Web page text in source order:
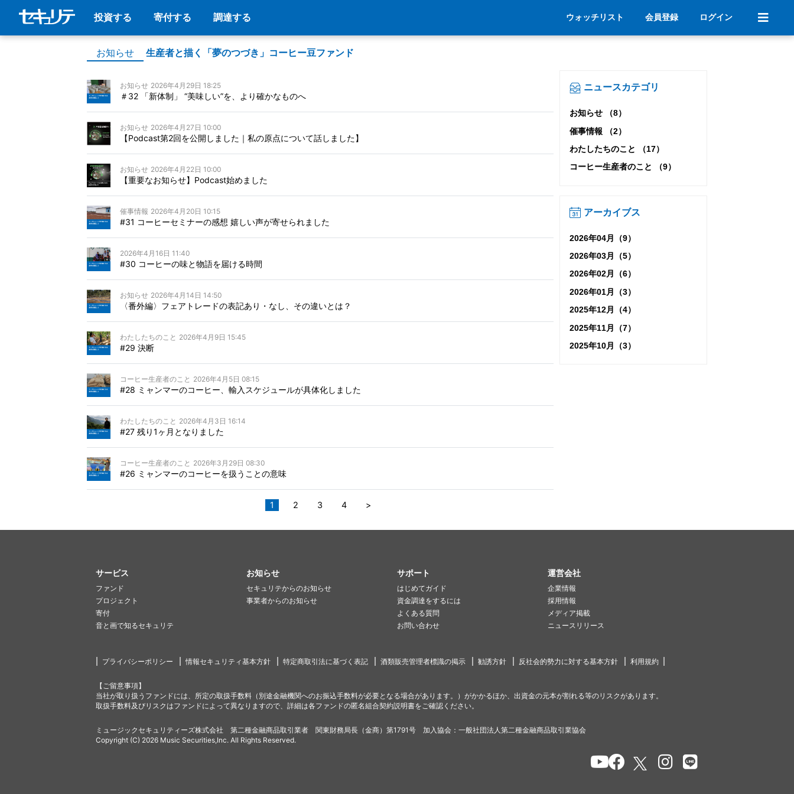
投資する 寄付する 調達する ウォッチリスト 会員登録 ログイン
お知らせ 生産者と描く「夢のつづき」コーヒー豆ファンド
お知らせ 2026年4月29日 18:25
＃32 「新体制」 “美味しい”を、より確かなものへ
お知らせ 2026年4月27日 10:00
【Podcast第2回を公開しました｜私の原点について話しました】
お知らせ 2026年4月22日 10:00
【重要なお知らせ】Podcast始めました
催事情報 2026年4月20日 10:15
#31 コーヒーセミナーの感想 嬉しい声が寄せられました
2026年4月16日 11:40
#30 コーヒーの味と物語を届ける時間
お知らせ 2026年4月14日 14:50
〈番外編〉フェアトレードの表記あり・なし、その違いとは？
わたしたちのこと 2026年4月9日 15:45
#29 決断
コーヒー生産者のこと 2026年4月5日 08:15
#28 ミャンマーのコーヒー、輸入スケジュールが具体化しました
わたしたちのこと 2026年4月3日 16:14
#27 残り1ヶ月となりました
コーヒー生産者のこと 2026年3月29日 08:30
#26 ミャンマーのコーヒーを扱うことの意味
1 2 3 4 >
ニュースカテゴリ
お知らせ （8）
催事情報 （2）
わたしたちのこと （17）
コーヒー生産者のこと （9）
アーカイブス
2026年04月（9）
2026年03月（5）
2026年02月（6）
2026年01月（3）
2025年12月（4）
2025年11月（7）
2025年10月（3）
サービス
ファンド
プロジェクト
寄付
音と画で知るセキュリテ
お知らせ
セキュリテからのお知らせ
事業者からのお知らせ
サポート
はじめてガイド
資金調達をするには
よくある質問
お問い合わせ
運営会社
企業情報
採用情報
メディア掲載
ニュースリリース
プライバシーポリシー 情報セキュリティ基本方針 特定商取引法に基づく表記 酒類販売管理者標識の掲示 勧誘方針 反社会的勢力に対する基本方針 利用規約
【ご留意事項】
当社が取り扱うファンドには、所定の取扱手数料（別途金融機関へのお振込手数料が必要となる場合があります。）がかかるほか、出資金の元本が割れる等のリスクがあります。
取扱手数料及びリスクはファンドによって異なりますので、詳細は各ファンドの匿名組合契約説明書をご確認ください。
ミュージックセキュリティーズ株式会社 第二種金融商品取引業者 関東財務局長（金商）第1791号 加入協会：一般社団法人第二種金融商品取引業協会
Copyright (C) 2026 Music Securities,Inc. All Rights Reserved.